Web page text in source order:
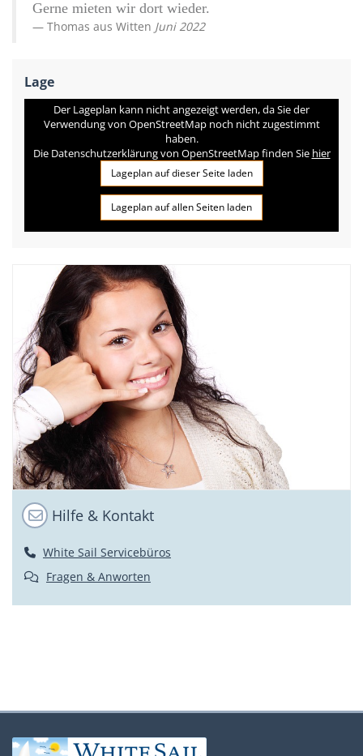
Gerne mieten wir dort wieder.
Thomas aus Witten Juni 2022
Lage
Der Lageplan kann nicht angezeigt werden, da Sie der
Verwendung von OpenStreetMap noch nicht zugestimmt
haben.
Die Datenschutzerklärung von OpenStreetMap finden Sie hier
Lageplan auf dieser Seite laden
Lageplan auf allen Seiten laden
Hilfe & Kontakt
White Sail Servicebüros
Fragen & Anworten